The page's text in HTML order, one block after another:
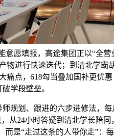
愿填报，高途集团正以“全
物进行快速迭代；到清北学
点，618勾当叠加国补更优
学段壁垒。
划、跟进的六步进修法，
从24小时答疑到清北学长陪
是“走过这条的人带你走”：